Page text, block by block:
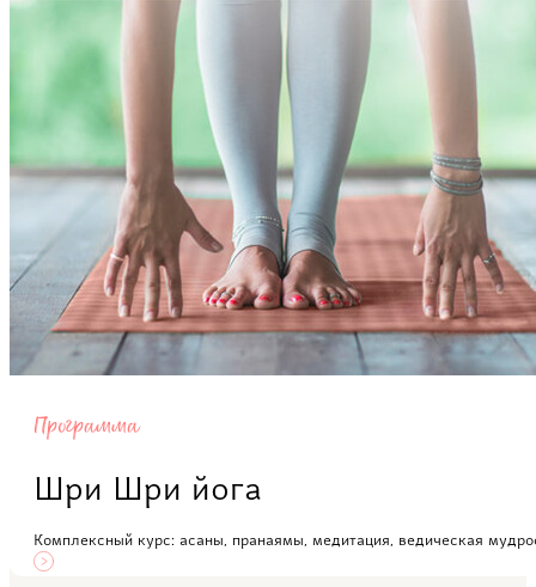
Программа
Шри Шри йога
Комплексный курс: асаны, пранаямы, медитация, ведическая